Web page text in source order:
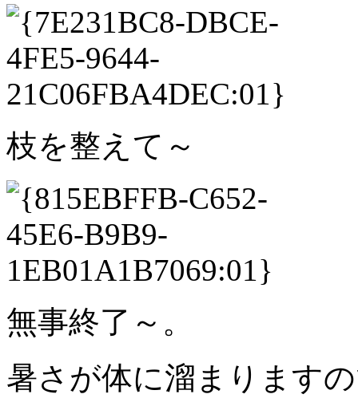
枝を整えて～
無事終了～。
暑さが体に溜まります